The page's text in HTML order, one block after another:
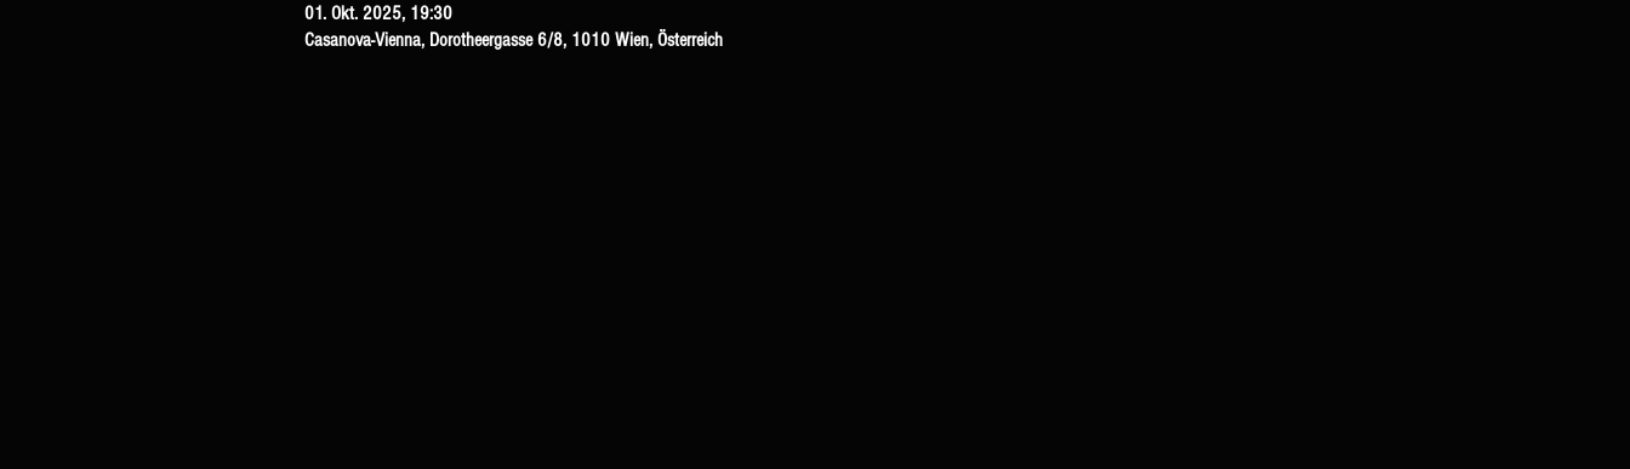
01. Okt. 2025, 19:30
Casanova-Vienna, Dorotheergasse 6/8, 1010 Wien, Österreich